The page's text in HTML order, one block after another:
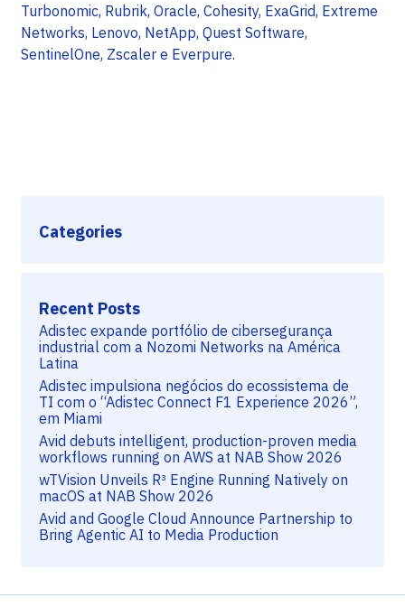
Turbonomic, Rubrik, Oracle, Cohesity, ExaGrid, Extreme
Networks, Lenovo, NetApp, Quest Software,
SentinelOne, Zscaler e Everpure.
Categories
Recent Posts
Adistec expande portfólio de cibersegurança
industrial com a Nozomi Networks na América
Latina
Adistec impulsiona negócios do ecossistema de
TI com o “Adistec Connect F1 Experience 2026”,
em Miami
Avid debuts intelligent, production-proven media
workflows running on AWS at NAB Show 2026
wTVision Unveils R³ Engine Running Natively on
macOS at NAB Show 2026
Avid and Google Cloud Announce Partnership to
Bring Agentic AI to Media Production